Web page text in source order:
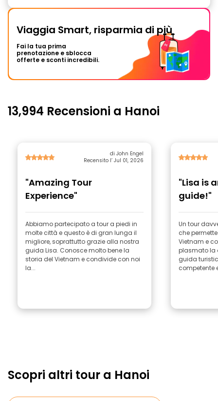
Viaggia Smart, risparmia di più
Fai la tua prima
prenotazione e sblocca
offerte e sconti incredibili.
13,994 Recensioni a Hanoi
di John Engel
Recensito l’ Jul 01, 2026
"Amazing Tour
Experience"
Abbiamo partecipato a tour a piedi in
molte città e questo è di gran lunga il
migliore, soprattutto grazie alla nostra
guida Lisa. Conosce molto bene la
storia del Vietnam e condivide con noi
la...
"Lisa is
guide!"
Un tour
che
Vietnam e
plasmato la
guida
competente
Scopri altri tour a Hanoi